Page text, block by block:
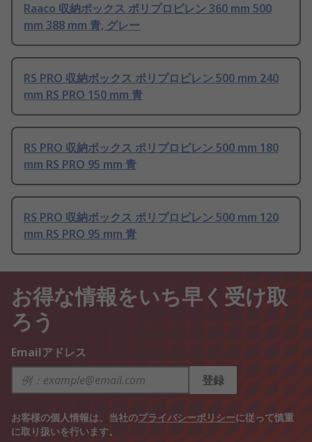
Raaco 収納ボックス ポリプロピレン 360 mm 500
mm 388 mm 青, グレー
RS PRO 収納ボックス ポリプロピレン 500 mm 240
mm RS PRO 150 mm 青
RS PRO 収納ボックス ポリプロピレン 500 mm 180
mm RS PRO 95 mm 青
RS PRO 収納ボックス ポリプロピレン 500 mm 120
mm RS PRO 95 mm 青
お得な情報をいち早く受け取
ろう
Emailアドレス
登録
お客様の個人情報は、当社のプライバシーポリシーに従って慎重
に取り扱いを行います。